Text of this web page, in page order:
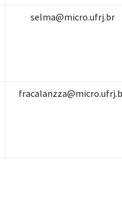
selma@micro.ufrj.br